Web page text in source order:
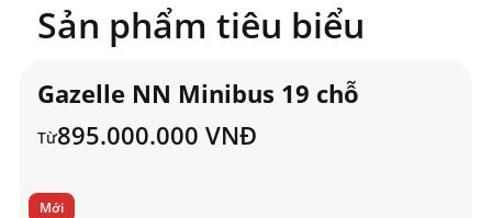
Sản phẩm tiêu biểu
Gazelle NN Minibus 19 chỗ
Từ895.000.000 VNĐ
Mới